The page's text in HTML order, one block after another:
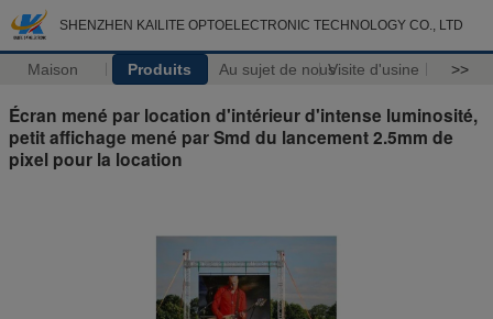
SHENZHEN KAILITE OPTOELECTRONIC TECHNOLOGY CO., LTD
Maison Produits Au sujet de nousVisite d'usine >>
Écran mené par location d'intérieur d'intense luminosité,
petit affichage mené par Smd du lancement 2.5mm de
pixel pour la location